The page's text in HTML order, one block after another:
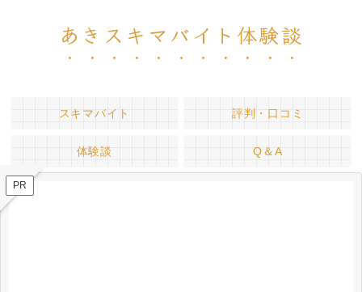
あきスキマバイト体験談
スキマバイト 評判・口コミ
体験談 Q＆A
PR